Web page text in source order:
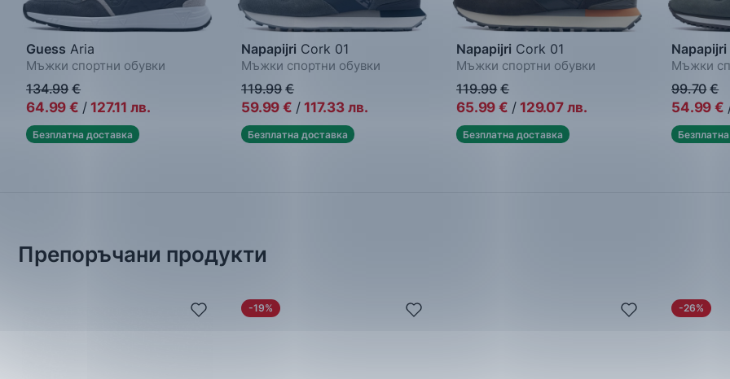
Guess Aria
Мъжки спортни обувки
134.99 €
64.99 € / 127.11 лв.
Безплатна доставка
Napapijri Cork 01
Мъжки спортни обувки
119.99 €
59.99 € / 117.33 лв.
Безплатна доставка
Napapijri Cork 01
Мъжки спортни обувки
119.99 €
65.99 € / 129.07 лв.
Безплатна доставка
Napapijri
Мъжки
99.70 €
54.99 €
Препоръчани продукти
-19% -26%